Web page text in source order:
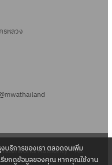
รหลวง
Authority – All
บริการของเรา ตลอดจนเพิ่ม
ยกดูข้อมูลของคุณ หากคุณใช้งาน